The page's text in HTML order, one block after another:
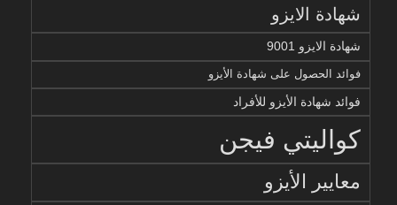
شهادة الايزو
شهادة الايزو 9001
فوائد الحصول على شهادة الأيزو
فوائد شهادة الأيزو للأفراد
كواليتي فيجن
معايير الأيزو